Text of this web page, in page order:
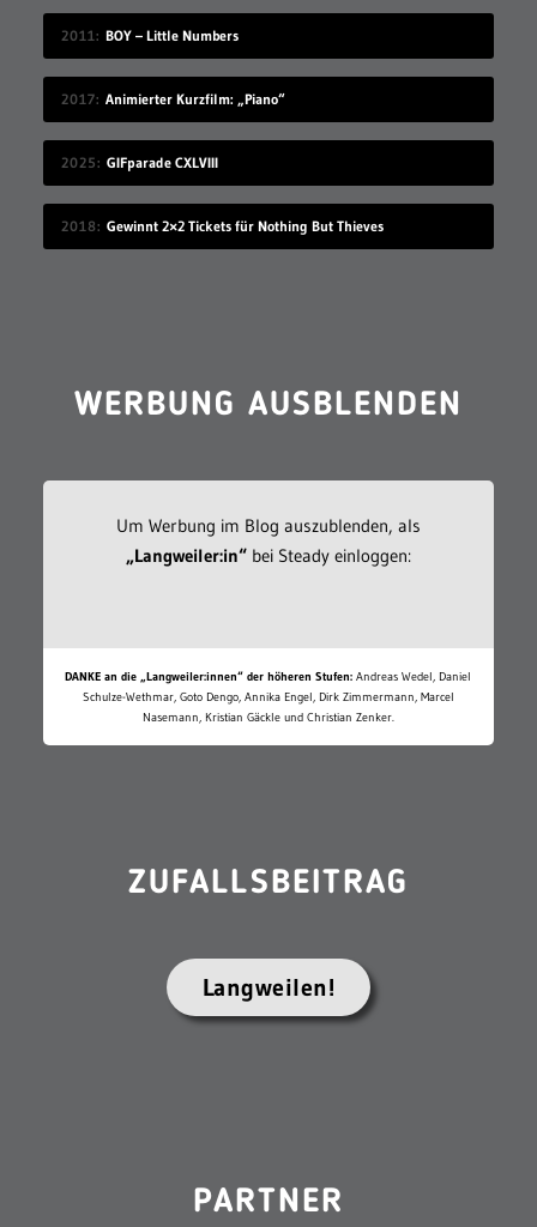
2011 BOY – Little Numbers
2017 Animierter Kurzfilm: „Piano“
2025 GIFparade CXLVIII
2018 Gewinnt 2×2 Tickets für Nothing But Thieves
WERBUNG AUSBLENDEN
Um Werbung im Blog auszublenden, als
„Langweiler:in“bei Steady einloggen:
DANKE an die „Langweiler:innen“ der höheren Stufen: Andreas Wedel, Daniel
Schulze-Wethmar, Goto Dengo, Annika Engel, Dirk Zimmermann, Marcel
Nasemann, Kristian Gäckle und Christian Zenker.
ZUFALLSBEITRAG
Langweilen!
PARTNER